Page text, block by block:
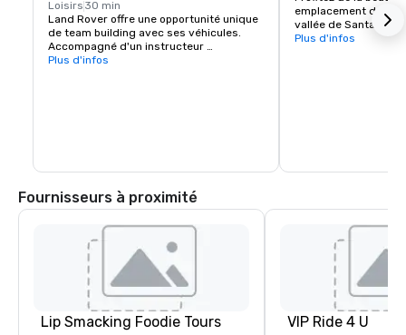
Loisirs 30 min
Land Rover offre une opportunité unique
de team building avec ses véhicules.
Accompagné d'un instructeur
professionnel, votre groupe apprendra à
Plusieurs défis sont proposés ainsi que
plus d'informations.
Plus d'infos
emplacement dans
vallée de Santa
Experience Package,
Plus d'infos
Fournisseurs à proximité
Lip Smacking Foodie Tours VIP Ride 4 U